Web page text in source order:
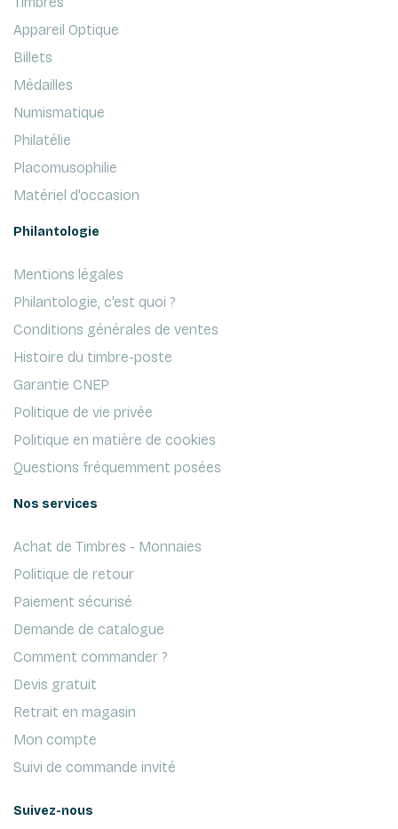
Appareil Optique
Billets
Médailles
Numismatique
Philatélie
Placomusophilie
Matériel d'occasion
Philantologie
Mentions légales
Philantologie, c'est quoi ?
Conditions générales de ventes
Histoire du timbre-poste
Garantie CNEP
Politique de vie privée
Politique en matière de cookies
Questions fréquemment posées
Nos services
Achat de Timbres - Monnaies
Politique de retour
Paiement sécurisé
Demande de catalogue
Comment commander ?
Devis gratuit
Retrait en magasin
Mon compte
Suivi de commande invité
Suivez-nous